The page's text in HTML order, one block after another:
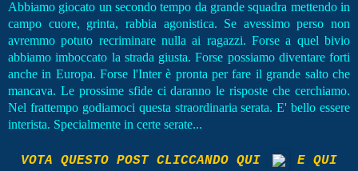
Abbiamo giocato un secondo tempo da grande squadra mettendo in
campo cuore, grinta, rabbia agonistica. Se avessimo perso non
avremmo potuto recriminare nulla ai ragazzi. Forse a quel bivio
abbiamo imboccato la strada giusta. Forse possiamo diventare forti
anche in Europa. Forse l'Inter è pronta per fare il grande salto che
mancava. Le prossime sfide ci daranno le risposte che cerchiamo.
Nel frattempo godiamoci questa straordinaria serata. E' bello essere
interista. Specialmente in certe serate...
VOTA QUESTO POST CLICCANDO QUI E QUI